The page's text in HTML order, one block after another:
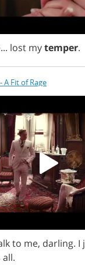
... lost mytemper.
A Fit of Rage
to me, darling. I
all.